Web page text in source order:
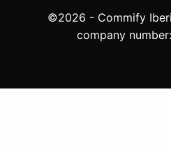
©2026 - Commify
company